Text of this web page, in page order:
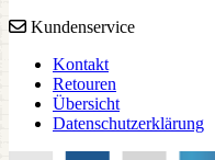
Kundenservice
Kontakt
Retouren
Übersicht
Datenschutzerklärung